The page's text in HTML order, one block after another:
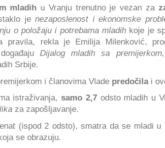
mladih u Vranju trenutno je vezan za
jenezaposlenost i ekonomske
o položaju i potrebama mladih koje je
pravila, rekla je Emilija Milenković,
Dijalog mladih sa premijerkom,
Srbije.
i članovima Vlade predočilai
istraživanja,samo 2,7 odsto mladih u
za zapošljavanje.
(ispod 2 odsto), smatra da se mladi
se obrazuju.